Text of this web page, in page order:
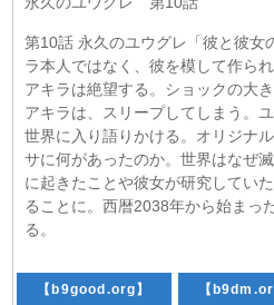
第10話 永久のユウグレ「彼と彼女
ラ本人ではなく、彼を模して作ら
アキラは絶望する。ショックの大
アキラは、スリープしてしまう。
世界に入り語りかける。オリジナ
サに何があったのか。世界はなぜ
に起きたことや彼女が研究してい
ることに。西暦2038年から始まっ
る。
【b9good.org】 【